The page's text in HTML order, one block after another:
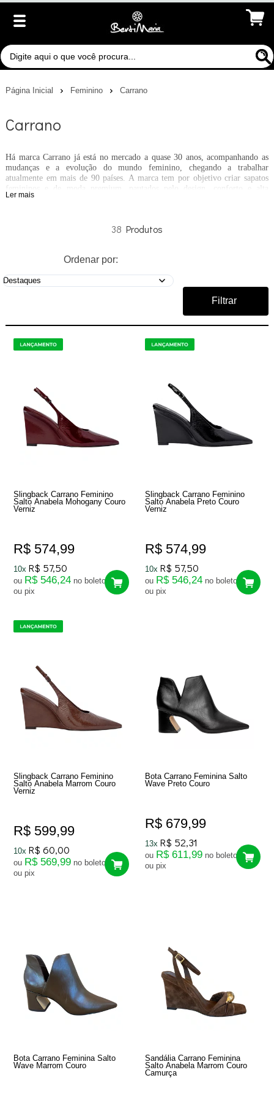
Página Inicial Feminino Carrano
Carrano
Há marca Carrano já está no mercado a quase 30 anos, acompanhando as
mudanças e a evolução do mundo feminino, chegando a trabalhar
atualmente em mais de 90 países. A marca tem por objetivo criar sapatos
femininos e de moda premium, pautados pelo design, conforto e alta
qualidade para acompanhar as mulheres em todos os seus passos. Seus
arte, arquitetura e pitadas da cultura contemporânea.
Ler mais
38
Ordenar por:
Filtrar
Slingback Carrano Feminino
Salto Anabela Mohogany Couro
Verniz
R$ 574,99
10x R$ 57,50
ou R$ 546,24 no boleto
ou pix
Slingback Carrano Feminino
Salto Anabela Preto Couro
Verniz
R$ 574,99
10x R$ 57,50
ou R$ 546,24 no boleto
ou pix
Slingback Carrano Feminino
Salto Anabela Marrom Couro
Verniz
R$ 599,99
10x R$ 60,00
ou R$ 569,99 no boleto
ou pix
Bota Carrano Feminina Salto
Wave Preto Couro
R$ 679,99
13x R$ 52,31
ou R$ 611,99 no boleto
ou pix
Bota Carrano Feminina Salto
Wave Marrom Couro
Sandália Carrano Feminina
Salto Anabela Marrom Couro
Camurça